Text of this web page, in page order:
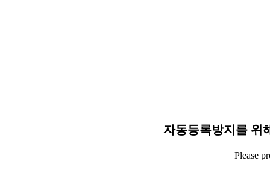
자동등록방지를 위
Please